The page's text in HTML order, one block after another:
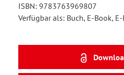
ISBN: 9783763969807
Verfügbar als: Buch, E-Book,